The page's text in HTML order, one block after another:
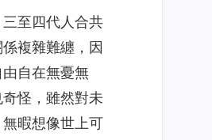
至四代人合共
複雜難纏，因
自在無憂無
怪，雖然對未
暇想像世上可